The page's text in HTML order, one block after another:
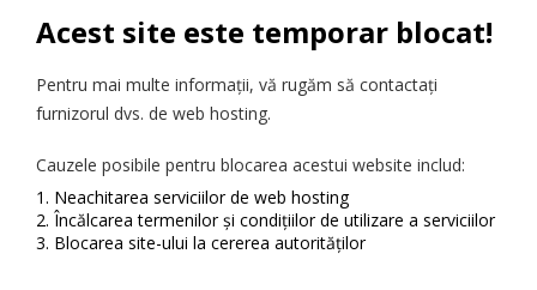
Acest site este temporar blocat!
Pentru mai multe informații, vă rugăm să contactați
furnizorul dvs. de web hosting.
Cauzele posibile pentru blocarea acestui website includ:
Neachitarea serviciilor de web hosting
Încălcarea termenilor și condițiilor de utilizare a serviciilor
Blocarea site-ului la cererea autorităților